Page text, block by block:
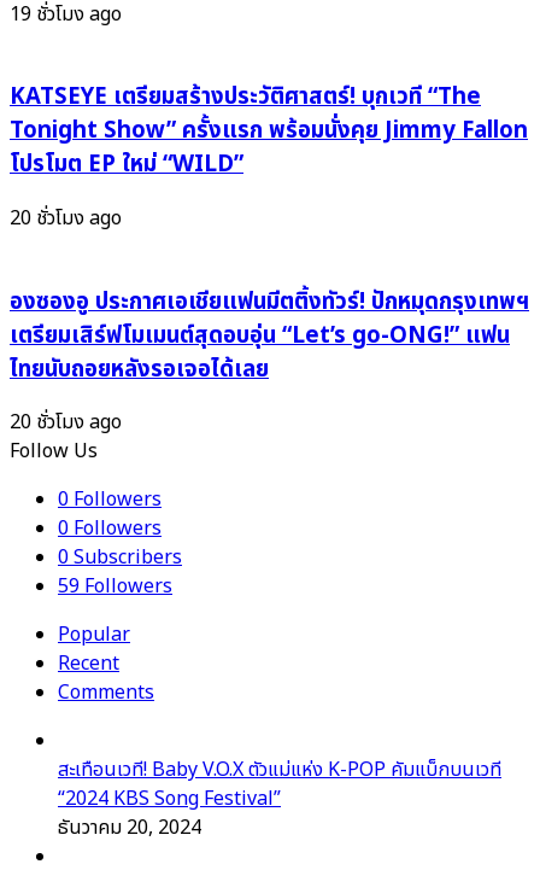
น้ำตา
ประทับ
ใจ
ถอย
ดึง
“เจ
นิส”
ถ่ายทอด
GL
ใจ
19 ชั่วโมง ago
KATSEYE เตรียมสร้างประวัติศาสตร์! บุกเวที “The
Tonight Show” ครั้งแรก พร้อมนั่งคุย Jimmy Fallon
โปรโมต EP ใหม่ “WILD”
20 ชั่วโมง ago
องซองอู ประกาศเอเชียแฟนมีตติ้งทัวร์! ปักหมุดกรุงเทพฯ
เตรียมเสิร์ฟโมเมนต์สุดอบอุ่น “Let’s go-ONG!” แฟน
ไทยนับถอยหลังรอเจอได้เลย
20 ชั่วโมง ago
Follow Us
0Followers
0Followers
0Subscribers
59Followers
Popular
Recent
Comments
สะเทือนเวที! Baby V.O.X ตัวแม่แห่ง K-POP คัมแบ็กบนเวที
“2024 KBS Song Festival”
ธันวาคม 20, 2024